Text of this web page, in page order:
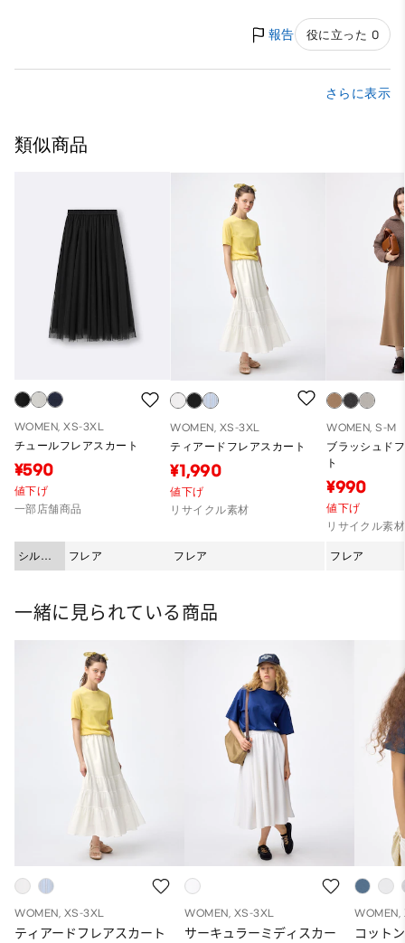
報告 役に立った 0
さらに表示
類似商品
WOMEN, XS-3XL
チュールフレアスカート
¥590
値下げ
一部店舗商品
シルエ
ット
フレア
WOMEN, XS-3XL
ティアードフレアスカート
¥1,990
値下げ
リサイクル素材
フレア
WOMEN, S-M
ブラッシュド
ト
¥990
値下げ
リサイクル素材
フレア
一緒に見られている商品
WOMEN, XS-3XL
ティアードフレアスカート
WOMEN, XS-3XL
サーキュラーミディスカー
WOMEN,
コット